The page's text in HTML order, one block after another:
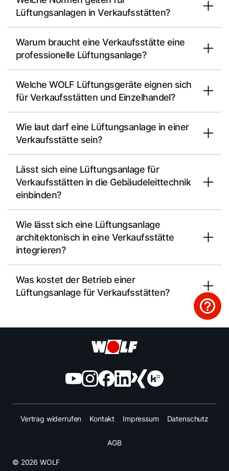
Lüftungsanlagen in Verkaufsstätten?
Warum braucht eine Verkaufsstätte eine
professionelle Lüftungsanlage?
Welche WOLF Lüftungsgeräte eignen sich
für Verkaufsstätten und Einzelhandel?
Wie laut darf eine Lüftungsanlage in einer
Verkaufsstätte sein?
Lässt sich eine Lüftungsanlage für
Verkaufsstätten in die Gebäudeleittechnik
einbinden?
Wie lässt sich eine Lüftungsanlage
architektonisch in eine Verkaufsstätte
integrieren?
Was kostet der Betrieb einer
Lüftungsanlage für Verkaufsstätten?
© 2026 WOLF
Vertrag widerrufen Kontakt Impressum Datenschutz
AGB